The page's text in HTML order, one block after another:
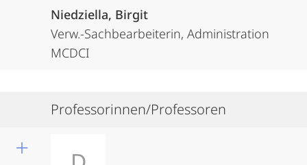
Niedziella, Birgit
Verw.-Sachbearbeiterin, Administration
MCDCI
Professorinnen/Professoren